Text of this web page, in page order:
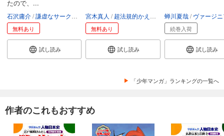
たので、...
石沢庸介 謙虚なサークル メル。
無料あり
試し読み
宮木真人 超法規的かえる 叶世べんち
無料あり
試し読み
蝉川夏哉 ヴァージニア二
続巻入荷
試し読み
「少年マンガ」ランキングの一覧へ
作者のこれもおすすめ